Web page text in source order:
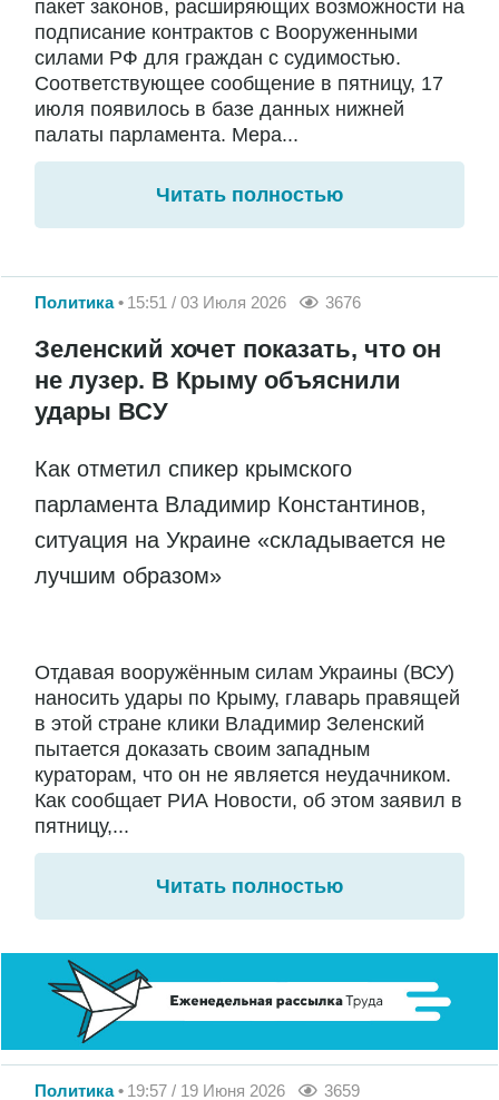
пакет законов, расширяющих возможности на
подписание контрактов с Вооруженными
силами РФ для граждан с судимостью.
Соответствующее сообщение в пятницу, 17
июля появилось в базе данных нижней
палаты парламента. Мера...
Читать полностью
Политика 15:51 / 03 Июля 2026 3676
Зеленский хочет показать, что он
не лузер. В Крыму объяснили
удары ВСУ
Как отметил спикер крымского
парламента Владимир Константинов,
ситуация на Украине «складывается не
лучшим образом»
Отдавая вооружённым силам Украины (ВСУ)
наносить удары по Крыму, главарь правящей
в этой стране клики Владимир Зеленский
пытается доказать своим западным
кураторам, что он не является неудачником.
Как сообщает РИА Новости, об этом заявил в
пятницу,...
Читать полностью
Политика 19:57 / 19 Июня 2026 3659